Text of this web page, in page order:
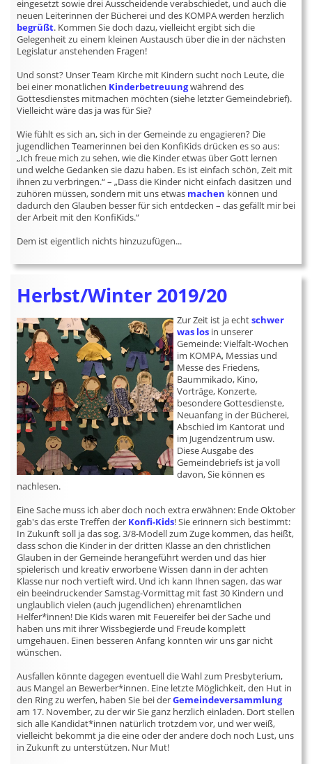
eingesetzt sowie drei Ausscheidende verabschiedet, und auch die
neuen Leiterinnen der Bücherei und des KOMPA werden herzlich
begrüßt. Kommen Sie doch dazu, vielleicht ergibt sich die
Gelegenheit zu einem kleinen Austausch über die in der nächsten
Legislatur anstehenden Fragen!
Und sonst? Unser Team Kirche mit Kindern sucht noch Leute, die
bei einer monatlichen Kinderbetreuungwährend des
Gottesdienstes mitmachen möchten (siehe letzter Gemeindebrief).
Vielleicht wäre das ja was für Sie?
Wie fühlt es sich an, sich in der Gemeinde zu engagieren? Die
jugendlichen Teamerinnen bei den KonfiKids drücken es so aus:
„Ich freue mich zu sehen, wie die Kinder etwas über Gott lernen
und welche Gedanken sie dazu haben. Es ist einfach schön, Zeit mit
ihnen zu verbringen.“ – „Dass die Kinder nicht einfach dasitzen und
zuhören müssen, sondern mit uns etwas machen können und
dadurch den Glauben besser für sich entdecken – das gefällt mir bei
der Arbeit mit den KonfiKids.“
Dem ist eigentlich nichts hinzuzufügen...
Herbst/Winter 2019/20
Zur Zeit ist ja echtschwer
was los in unserer
Gemeinde: Vielfalt-Wochen
im KOMPA, Messias und
Messe des Friedens,
Baummikado, Kino,
Vorträge, Konzerte,
besondere Gottesdienste,
Neuanfang in der Bücherei,
Abschied im Kantorat und
im Jugendzentrum usw.
Diese Ausgabe des
Gemeindebriefs ist ja voll
davon, Sie können es
nachlesen.
Eine Sache muss ich aber doch noch extra erwähnen: Ende Oktober
gab's das erste Treffen der Konfi-Kids! Sie erinnern sich bestimmt:
In Zukunft soll ja das sog. 3/8-Modell zum Zuge kommen, das heißt,
dass schon die Kinder in der dritten Klasse an den christlichen
Glauben in der Gemeinde herangeführt werden und das hier
spielerisch und kreativ erworbene Wissen dann in der achten
Klasse nur noch vertieft wird. Und ich kann Ihnen sagen, das war
ein beeindruckender Samstag-Vormittag mit fast 30 Kindern und
unglaublich vielen (auch jugendlichen) ehrenamtlichen
Helfer*innen! Die Kids waren mit Feuereifer bei der Sache und
haben uns mit ihrer Wissbegierde und Freude komplett
umgehauen. Einen besseren Anfang konnten wir uns gar nicht
wünschen.
Ausfallen könnte dagegen eventuell die Wahl zum Presbyterium,
aus Mangel an Bewerber*innen. Eine letzte Möglichkeit, den Hut in
den Ring zu werfen, haben Sie bei derGemeindeversammlung
am 17. November, zu der wir Sie ganz herzlich einladen. Dort stellen
sich alle Kandidat*innen natürlich trotzdem vor, und wer weiß,
vielleicht bekommt ja die eine oder der andere doch noch Lust, uns
in Zukunft zu unterstützen. Nur Mut!